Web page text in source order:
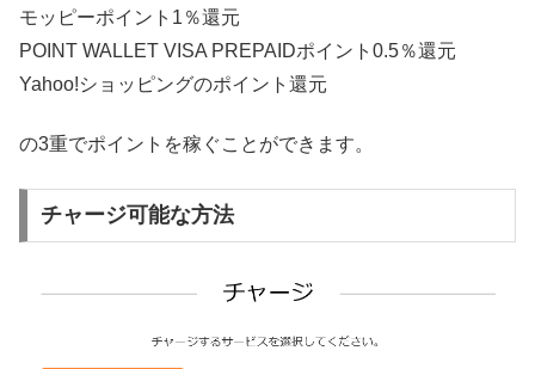
モッピーポイント1％還元
POINT WALLET VISA PREPAIDポイント0.5％還元
Yahoo!ショッピングのポイント還元
の3重でポイントを稼ぐことができます。
チャージ可能な方法